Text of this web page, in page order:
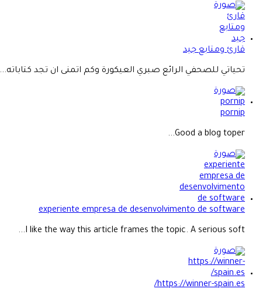
قارئ ومتابع جيد
تحياتي للصحفي الرائع صبري العيكورة وكم اتمنى ان تجد كتاباته...
pornip
Good a blog toper...
experiente empresa de desenvolvimento de software
I like the way this article frames the topic. A serious soft...
https://winner-spain.es/